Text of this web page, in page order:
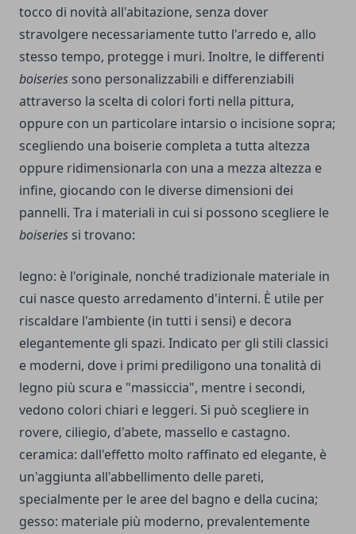
tocco di novità all'abitazione, senza dover
stravolgere necessariamente tutto l'arredo e, allo
stesso tempo, protegge i muri. Inoltre, le differenti
boiseries sono personalizzabili e differenziabili
attraverso la scelta di colori forti nella pittura,
oppure con un particolare intarsio o incisione sopra;
scegliendo una boiserie completa a tutta altezza
oppure ridimensionarla con una a mezza altezza e
infine, giocando con le diverse dimensioni dei
pannelli. Tra i materiali in cui si possono scegliere le
boiseries si trovano:
legno: è l'originale, nonché tradizionale materiale in
cui nasce questo arredamento d'interni. È utile per
riscaldare l'ambiente (in tutti i sensi) e decora
elegantemente gli spazi. Indicato per gli stili classici
e moderni, dove i primi prediligono una tonalità di
legno più scura e "massiccia", mentre i secondi,
vedono colori chiari e leggeri. Si può scegliere in
rovere, ciliegio, d'abete, massello e castagno.
ceramica: dall'effetto molto raffinato ed elegante, è
un'aggiunta all'abbellimento delle pareti,
specialmente per le aree del bagno e della cucina;
gesso: materiale più moderno, prevalentemente